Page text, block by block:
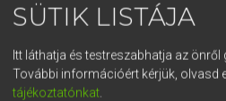
search
SÜTIK LISTÁJA
Itt láthatja és testreszabhatja az
További információért kérjük, olvasd
tájékoztatónkat
GR
5 6 7 8 9